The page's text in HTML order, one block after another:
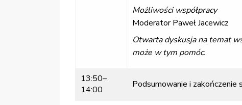
Możliwości współpracy
Moderator Paweł Jacewicz
Otwarta dyskusja na temat
może w tym pomóc.
13:50–
14:00
Podsumowanie i zakończenie